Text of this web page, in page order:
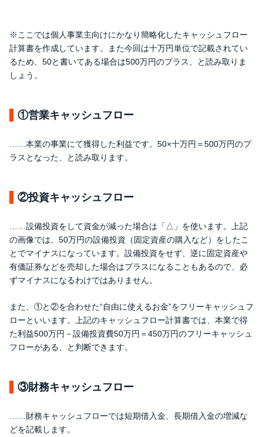
※ここでは個人事業主向けにかなり簡略化したキャッシュフロー
計算書を作成しています。また今回は十万円単位で記載されてい
るため、50と書いてある場合は500万円のプラス、と読み取りま
しょう。
①営業キャッシュフロー
……本業の事業にて獲得した利益です。50×十万円＝500万円のプ
ラスとなった、と読み取ります。
②投資キャッシュフロー
……設備投資をして資金が減った場合は「△」を使います。上記
の画像では、50万円の設備投資（固定資産の購入など）をしたこ
とでマイナスになっています。設備投資をせず、逆に固定資産や
有価証券などを売却した場合はプラスになることもあるので、必
ずマイナスになるわけではありません。
また、①と②を合わせた“自由に使えるお金”をフリーキャッシュフ
ローといいます。上記のキャッシュフロー計算書では、本業で得
た利益500万円－設備投資費50万円＝450万円のフリーキャッシュ
フローがある、と判断できます。
③財務キャッシュフロー
……財務キャッシュフローでは短期借入金、長期借入金の増減な
どを記載します。